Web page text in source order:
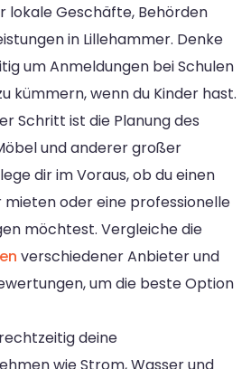
lokale Geschäfte, Behörden
in Lillehammer. Denke
um Anmeldungen bei Schulen
kümmern, wenn du Kinder hast.
Schritt ist die Planung des
und anderer großer
dir im Voraus, ob du einen
oder eine professionelle
möchtest. Vergleiche die
verschiedener Anbieter und
um die beste Option
deine
wie Strom, Wasser und